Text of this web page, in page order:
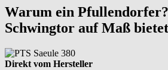
Warum ein
Schwingtor auf Maß
Direkt vom Hersteller